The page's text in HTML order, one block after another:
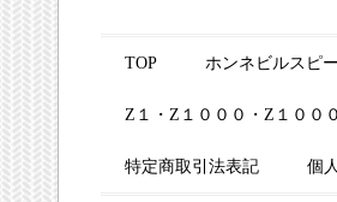
Main menu
Skip to content
TOP ホンネビルスピ
Z１・Z１０００・Z１００
特定商取引法表記 個